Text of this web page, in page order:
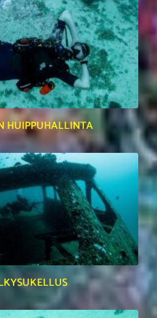
HUIPPUHALLINTA